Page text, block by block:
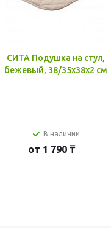
СИТА Подушка на стул,
бежевый, 38/35x38x2 см
В наличии
от 1 790 ₸